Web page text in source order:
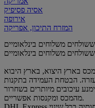
אסיה פסיפיק
אירופה
המזרח התיכון, אפריקה
ששולחים משלוחים בינלאומיים
ששולחים משלוחים בינלאומיים
בארץ היצוא, בארץ היבוא
הבטחת העמידה בתקנות
עיכובים מיותרים בשחרור
מהמכס ומקנסות אפשריים.